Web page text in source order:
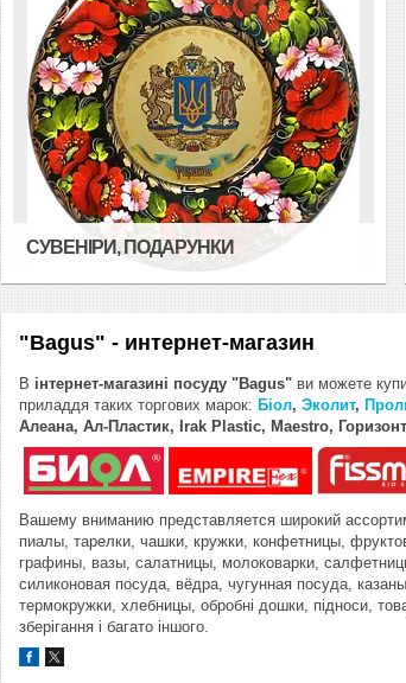
СУВЕНІРИ, ПОДАРУНКИ
"Bagus" - интернет-магазин
В інтернет-магазині посуду "Bagus" ви можете
приладдя таких торгових марок: Біол, Эколит,
Алеана, Ал-Пластик, Irak Plastic, Maestro,
Вашему вниманию представляется широкий
пиалы, тарелки, чашки, кружки, конфетницы,
графины, вазы, салатницы, молоковарки,
силиконовая посуда, вёдра, чугунная посуда,
термокружки, хлебницы, обробні дошки, підноси,
зберігання і багато іншого.